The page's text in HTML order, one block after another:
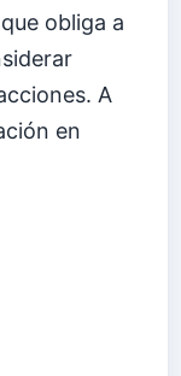
obliga a
A
en